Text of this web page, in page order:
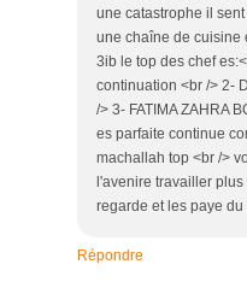
une catastrophe il
une chaîne de cuisine
3ib le top des chef
continuation <br /> 2-
/> 3- FATIMA ZAHRA
es parfaite continue
machallah top <br />
l'avenire travailler
regarde et les paye
Répondre